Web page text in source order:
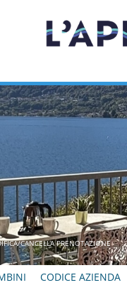
CANCELLA PRENOTAZIONE
CODICE AZIENDA